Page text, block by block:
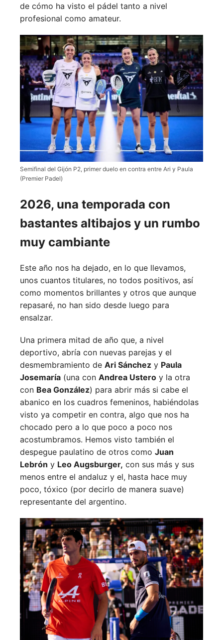
de cómo ha visto el pádel tanto a nivel
profesional como amateur.
Semifinal del Gijón P2, primer duelo en contra entre Ari y Paula
(Premier Padel)
2026, una temporada con
bastantes altibajos y un rumbo
muy cambiante
Este año nos ha dejado, en lo que llevamos,
unos cuantos titulares, no todos positivos, así
como momentos brillantes y otros que aunque
repasaré, no han sido desde luego para
ensalzar.
Una primera mitad de año que, a nivel
deportivo, abría con nuevas parejas y el
desmembramiento de Ari Sánchez y Paula
Josemaría (una con Andrea Ustero y la otra
con Bea González) para abrir más si cabe el
abanico en los cuadros femeninos, habiéndolas
visto ya competir en contra, algo que nos ha
chocado pero a lo que poco a poco nos
acostumbramos. Hemos visto también el
despegue paulatino de otros como Juan
Lebrón y Leo Augsburger, con sus más y sus
menos entre el andaluz y el, hasta hace muy
poco, tóxico (por decirlo de manera suave)
representante del argentino.